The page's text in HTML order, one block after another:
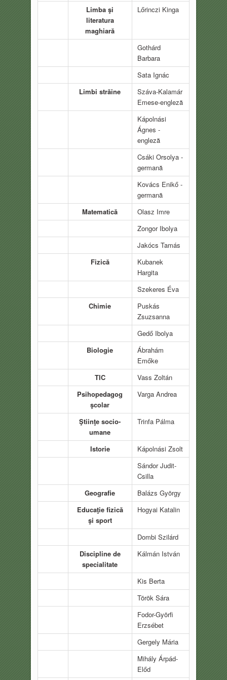
Limba şi
literatura
maghiară
Lőrinczi Kinga
Gothárd
Barbara
Sata Ignác
Limbi străine
Száva-Kalamár
Emese-engleză
Kápolnási
Ágnes -
engleză
Csáki Orsolya -
germană
Kovács Enikő -
germană
Matematică
Olasz Imre
Zongor Ibolya
Jakócs Tamás
Fizică
Kubanek
Hargita
Szekeres Éva
Chimie
Puskás
Zsuzsanna
Gedő Ibolya
Biologie
Ábrahám
Emőke
TIC
Vass Zoltán
Psihopedagog
şcolar
Varga Andrea
Ştiinţe socio-
umane
Trinfa Pálma
Istorie
Kápolnási Zsolt
Sándor Judit-
Csilla
Geografie
Balázs György
Educaţie fizică
şi sport
Hogyai Katalin
Dombi Szilárd
Discipline de
specialitate
Kálmán István
Kis Berta
Török Sára
Fodor-Györfi
Erzsébet
Gergely Mária
Mihály Árpád-
Előd